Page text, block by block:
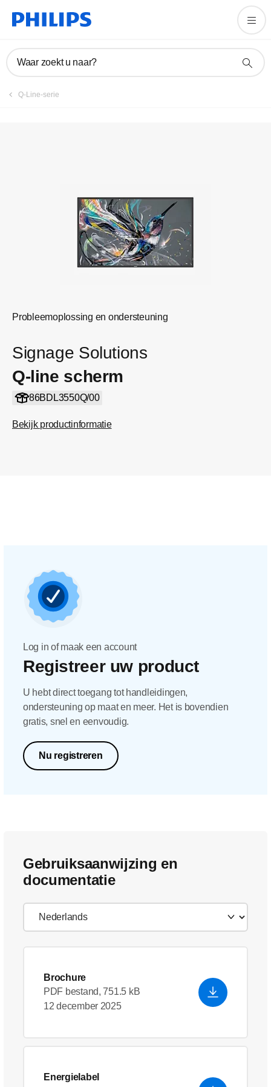
Waar zoekt u naar?
Q-Line-serie
Probleemoplossing en ondersteuning
Signage Solutions
Q-line scherm
86BDL3550Q/00
Bekijk productinformatie
Product registreren
Log in of maak een account
Registreer uw product
U hebt direct toegang tot handleidingen,
ondersteuning op maat en meer. Het is bovendien
gratis, snel en eenvoudig.
Nu registreren
Gebruiksaanwijzing en
documentatie
Brochure
PDF bestand, 751.5 kB
12 december 2025
Energielabel